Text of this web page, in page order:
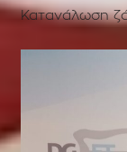
Κατανάλωση